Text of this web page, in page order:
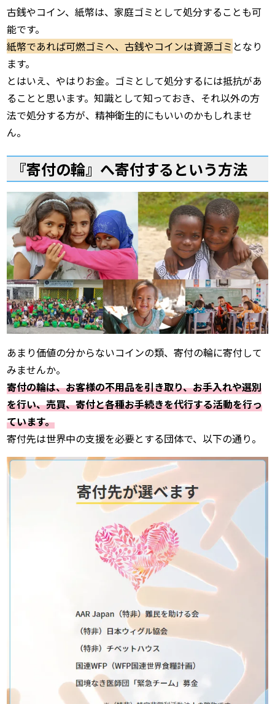
古銭やコイン、紙幣は、家庭ゴミとして処分することも可
能です。
紙幣であれば可燃ゴミへ、古銭やコインは資源ゴミ となり
ます。
とはいえ、やはりお金。ゴミとして処分するには抵抗があ
ることと思います。知識として知っておき、それ以外の方
法で処分する方が、精神衛生的にもいいのかもしれませ
ん。
『寄付の輪』へ寄付するという方法
あまり価値の分からないコインの類、寄付の輪に寄付して
みませんか。
寄付の輪は、お客様の不用品を引き取り、お手入れや選別
を行い、売買、寄付と各種お手続きを代行する活動を行っ
ています。
寄付先は世界中の支援を必要とする団体で、以下の通り。